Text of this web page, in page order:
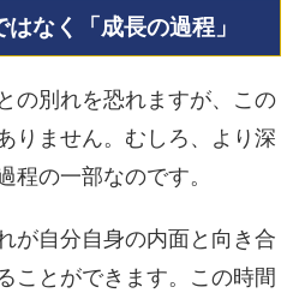
なく「成長の過程」
の別れを恐れますが、この
りません。むしろ、より深
程の一部なのです。
が自分自身の内面と向き合
ことができます。この時間